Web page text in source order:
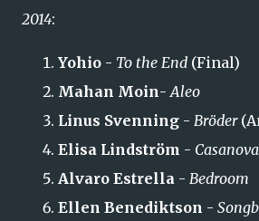
2014:
Yohio - To the End (Final)
Mahan Moin-Aleo
Linus Svenning - Bröder
Elisa Lindström - Casanova
Alvaro Estrella - Bedroom
Ellen Benediktson -